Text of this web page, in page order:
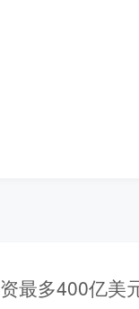
最多400亿美